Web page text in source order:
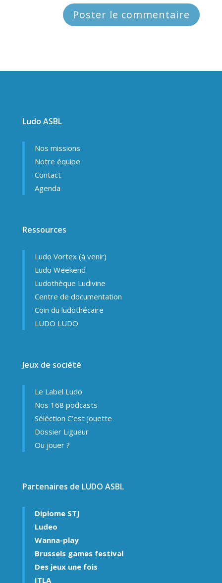
Ludo ASBL
Nos missions
Notre équipe
Contact
Agenda
Ressources
Ludo Vortex (à venir)
Ludo Weekend
Ludothèque Ludivine
Centre de documentation
Coin du ludothécaire
LUDO LUDO
Jeux de société
Le Label Ludo
Nos 168 podcasts
Séléction C’est jouette
Dossier Ligueur
Ou jouer ?
Partenaires de LUDO ASBL
Diplome STJ
Ludeo
Wanna-play
Brussels games festival
Des jeux une fois
ITLA